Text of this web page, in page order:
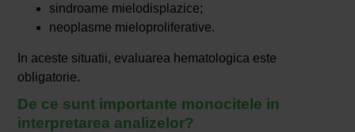
sindroame mielodisplazice;
neoplasme mieloproliferative.
In aceste situatii, evaluarea hematologica este
obligatorie.
De ce sunt importante monocitele in
interpretarea analizelor?